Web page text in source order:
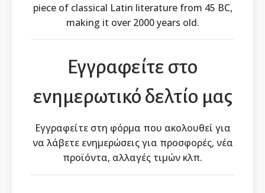
piece of classical Latin literature from 45 BC,
making it over 2000 years old.
Εγγραφείτε στο
ενημερωτικό δελτίο μας
Εγγραφείτε στη φόρμα που ακολουθεί για
να λάβετε ενημερώσεις για προσφορές, νέα
προϊόντα, αλλαγές τιμών κλπ.